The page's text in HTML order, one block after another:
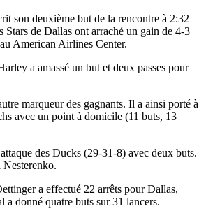
son deuxième but de la rencontre à 2:32
Stars de Dallas ont arraché un gain de 4-3
American Airlines Center.
a amassé un but et deux passes pour
marqueur des gagnants. Il a ainsi porté à
avec un point à domicile (11 buts, 13
des Ducks (29-31-8) avec deux buts.
Nesterenko.
a effectué 22 arrêts pour Dallas,
a donné quatre buts sur 31 lancers.